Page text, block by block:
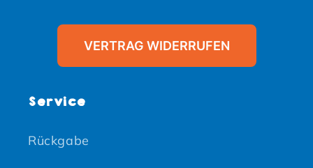
VERTRAG WIDERRUFEN
Service
Rückgabe